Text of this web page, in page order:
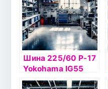
Шина 225/60 Р-17
Yokohama IG55
103 Т шип